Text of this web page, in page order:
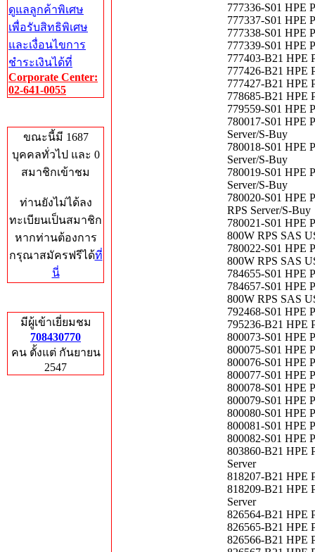
ดูแลลูกค้าพิเศษ
เพื่อรับสิทธิพิเศษ
และเงื่อนไขการ
ชำระเงินได้ที่
Corporate Center:
02-641-0055
ขณะนี้มี 1687
บุคคลทั่วไป และ 0
สมาชิกเข้าชม
ท่านยังไม่ได้ลง
ทะเบียนเป็นสมาชิก
หากท่านต้องการ
กรุณาสมัครฟรีได้ที่
นี่
มีผู้เข้าเยี่ยมชม
708430770
คน ตั้งแต่ กันยายน
2547
777336-S01 HPE
777337-S01 HPE
777338-S01 HPE
777339-S01 HPE
777403-B21 HPE
777426-B21 HPE
777427-B21 HPE
778685-B21 HPE
779559-S01 HPE
780017-S01 HPE
Server/S-Buy
780018-S01 HPE
Server/S-Buy
780019-S01 HPE
Server/S-Buy
780020-S01 HPE
RPS Server/S-Buy
780021-S01 HPE
800W RPS SAS
780022-S01 HPE
800W RPS SAS
784655-S01 HPE
784657-S01 HPE
800W RPS SAS
792468-S01 HPE
795236-B21 HPE
800073-S01 HPE
800075-S01 HPE
800076-S01 HPE
800077-S01 HPE
800078-S01 HPE
800079-S01 HPE
800080-S01 HPE
800081-S01 HPE
800082-S01 HPE
803860-B21 HPE
Server
818207-B21 HPE
818209-B21 HPE
Server
826564-B21 HPE
826565-B21 HPE
826566-B21 HPE